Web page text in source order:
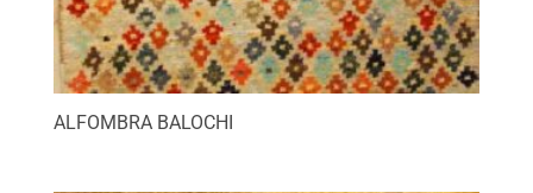
ALFOMBRA BALOCHI